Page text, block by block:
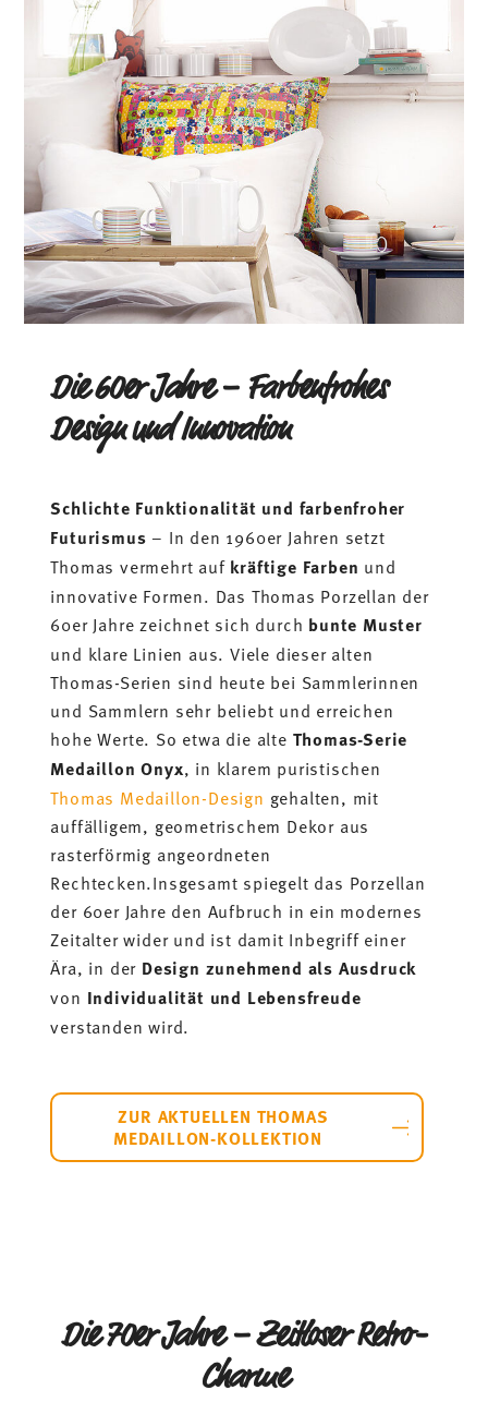
Die 60er Jahre – Farbenfrohes
Design und Innovation
Schlichte Funktionalität und farbenfroher
Futurismus – In den 1960er Jahren setzt
Thomas vermehrt auf kräftige Farben und
innovative Formen. Das Thomas Porzellan der
60er Jahre zeichnet sich durch bunte Muster
und klare Linien aus. Viele dieser alten
Thomas-Serien sind heute bei Sammlerinnen
und Sammlern sehr beliebt und erreichen
hohe Werte. So etwa die alte Thomas-Serie
Medaillon Onyx, in klarem puristischen
Thomas Medaillon-Design gehalten, mit
auffälligem, geometrischem Dekor aus
rasterförmig angeordneten
Rechtecken.Insgesamt spiegelt das Porzellan
der 60er Jahre den Aufbruch in ein modernes
Zeitalter wider und ist damit Inbegriff einer
Ära, in der Design zunehmend als Ausdruck
von Individualität und Lebensfreude
verstanden wird.
ZUR AKTUELLEN THOMAS
MEDAILLON-KOLLEKTION
Die 70er Jahre – Zeitloser Retro-
Charme